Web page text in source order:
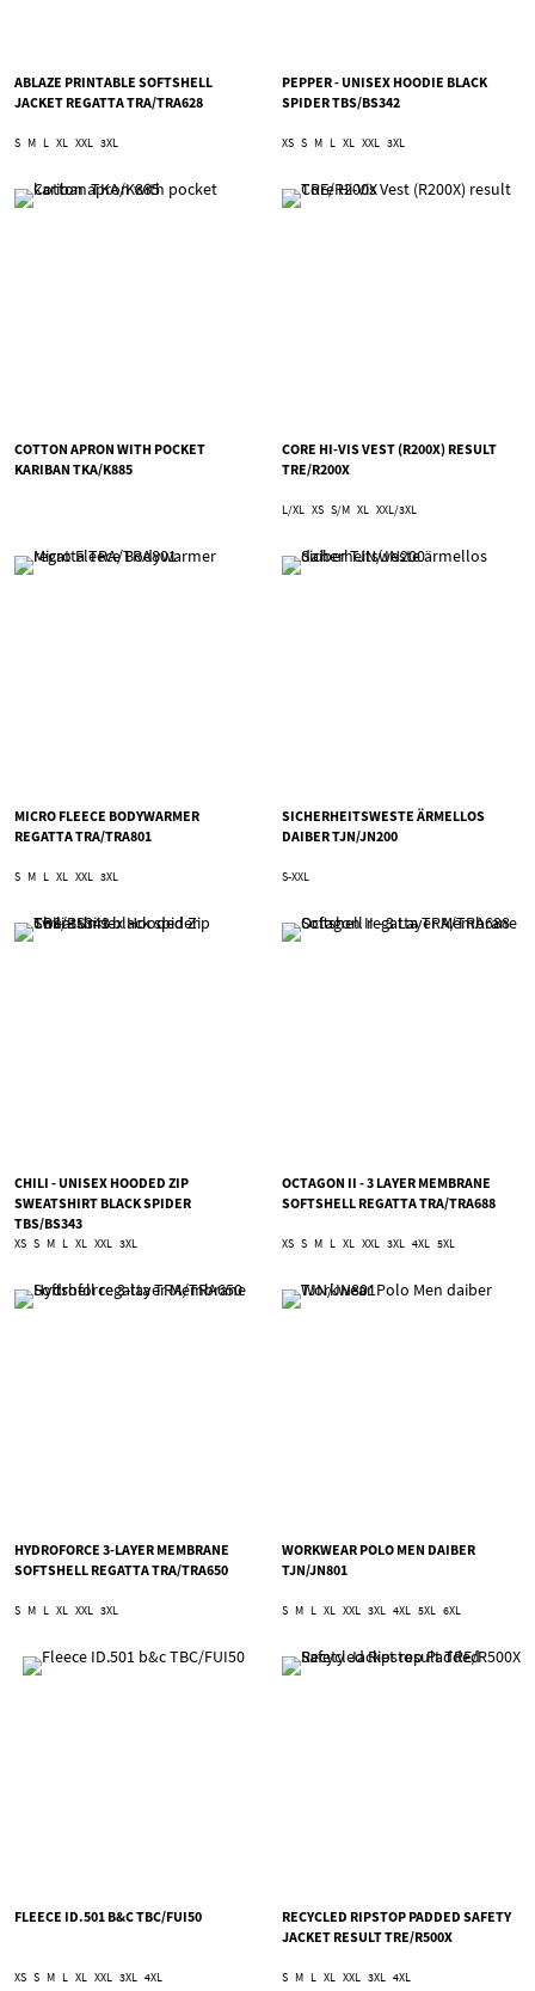
ABLAZE PRINTABLE SOFTSHELL
JACKET REGATTA TRA/TRA628
S M L XL XXL 3XL
PEPPER - UNISEX HOODIE BLACK
SPIDER TBS/BS342
XS S M L XL XXL 3XL
COTTON APRON WITH POCKET
KARIBAN TKA/K885
CORE HI-VIS VEST (R200X) RESULT
TRE/R200X
L/XL XS S/M XL XXL/3XL
MICRO FLEECE BODYWARMER
REGATTA TRA/TRA801
S M L XL XXL 3XL
SICHERHEITSWESTE ÄRMELLOS
DAIBER TJN/JN200
S-XXL
CHILI - UNISEX HOODED ZIP
SWEATSHIRT BLACK SPIDER
TBS/BS343
XS S M L XL XXL 3XL
OCTAGON II - 3 LAYER MEMBRANE
SOFTSHELL REGATTA TRA/TRA688
XS S M L XL XXL 3XL 4XL 5XL
HYDROFORCE 3-LAYER MEMBRANE
SOFTSHELL REGATTA TRA/TRA650
S M L XL XXL 3XL
WORKWEAR POLO MEN DAIBER
TJN/JN801
S M L XL XXL 3XL 4XL 5XL 6XL
FLEECE ID.501 B&C TBC/FUI50
XS S M L XL XXL 3XL 4XL
RECYCLED RIPSTOP PADDED SAFETY
JACKET RESULT TRE/R500X
S M L XL XXL 3XL 4XL